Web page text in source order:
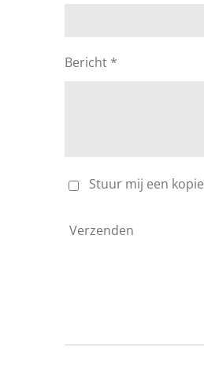
Bericht *
Stuur mij een kopie
Verzenden